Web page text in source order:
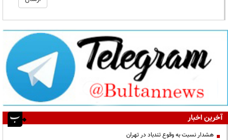
آخرین اخبار
هشدار نسبت به وقوع تندباد در تهران